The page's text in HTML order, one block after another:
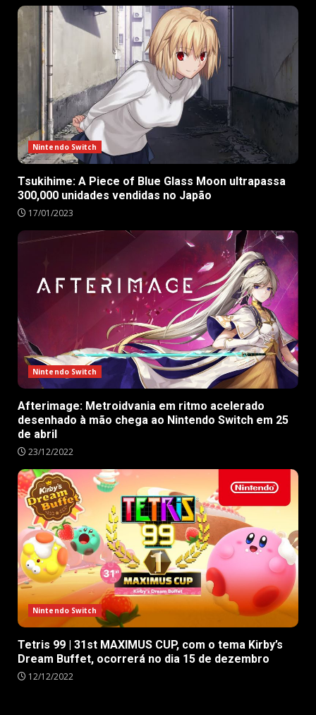
Nintendo Switch
Tsukihime: A Piece of Blue Glass Moon ultrapassa
300,000 unidades vendidas no Japão
17/01/2023
Nintendo Switch
Afterimage: Metroidvania em ritmo acelerado
desenhado à mão chega ao Nintendo Switch em 25
de abril
23/12/2022
Nintendo Switch
Tetris 99 | 31st MAXIMUS CUP, com o tema Kirby’s
Dream Buffet, ocorrerá no dia 15 de dezembro
12/12/2022